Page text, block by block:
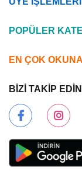
POPÜLER
EN ÇOK
BİZİ TAKİP EDİN